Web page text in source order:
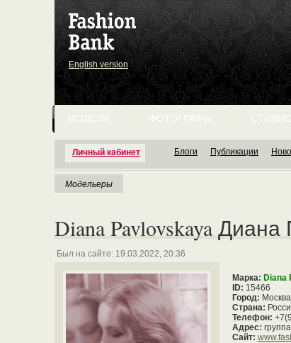
English version
Личный кабинет
МОДЕЛИ ФОТОГРАФЫ
Блоги Публикации
Модельеры
Diana Pavlovskaya
Был на сайте: 19.03.2022, 20:36
Марка: Diana
ID: 15466
Город: Москва
Страна:
Телефон:
Адрес:
Сайт: